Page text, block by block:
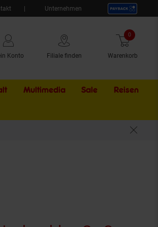
Unternehmen
Konto Filiale finden Warenkorb
0 Artikel
Multimedia Sale Externer
Reisen